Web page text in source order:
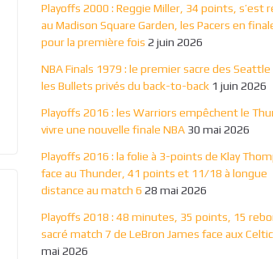
Playoffs 2000 : Reggie Miller, 34 points, s’est
au Madison Square Garden, les Pacers en
pour la première fois 2 juin 2026
NBA Finals 1979 : le premier sacre des Seattle
les Bullets privés du back-to-back 1 juin 2026
Playoffs 2016 : les Warriors empêchent le
vivre une nouvelle finale NBA 30 mai 2026
Playoffs 2016 : la folie à 3-points de Klay
face au Thunder, 41 points et 11/18 à longue
distance au match 6 28 mai 2026
Playoffs 2018 : 48 minutes, 35 points, 15
sacré match 7 de LeBron James face aux
mai 2026